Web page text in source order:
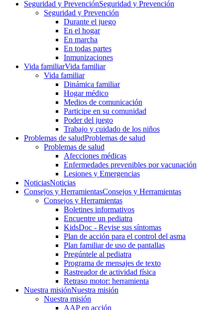
Seguridad y PrevenciónSeguridad y Prevención
Seguridad y Prevención
Durante el juego
En el hogar
En marcha
En todas partes
Inmunizaciones
Vida familiarVida familiar
Vida familiar
Dinámica familiar
Hogar médico
Medios de comunicación
Participe en su comunidad
Poder del juego
Trabajo y cuidado de los niños
Problemas de saludProblemas de salud
Problemas de salud
Afecciones médicas
Enfermedades prevenibles por vacunación
Lesiones y Emergencias
NoticiasNoticias
Consejos y HerramientasConsejos y Herramientas
Consejos y Herramientas
Boletines informativos
Encuentre un pediatra
KidsDoc - Revise sus síntomas
Plan de acción para el control del asma
Plan familiar de uso de pantallas
Pregúntele al pediatra
Programa de mensajes de texto
Rastre​​ador de activida​d física
Retraso motor: herramienta
Nuestra misiónNuestra misión
Nuestra misión
AAP en acción